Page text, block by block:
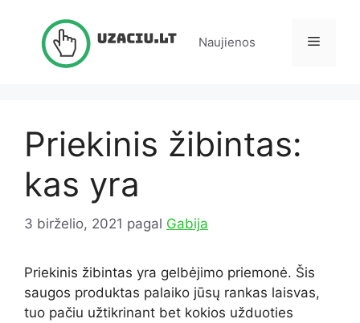
Naujienos Meniu
Priekinis žibintas:
kas yra
3 birželio, 2021 pagal Gabija
Priekinis žibintas yra gelbėjimo priemonė. Šis
saugos produktas palaiko jūsų rankas laisvas,
tuo pačiu užtikrinant bet kokios užduoties